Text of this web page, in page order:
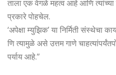
ताला एक वेगळे महत्व आहे आणि त्यांच्या
प्रकारे पोहचेल.
‘अपेक्षा म्युझिक’ या निर्मिती संस्थेचा
णि त्यामुळे असे उत्तम गाणे
पर्याय आहे.”